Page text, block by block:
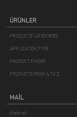
ÜRÜNLER
PRODUCTS CATEGORIES
APPLICATION TYPE
PRODUCT FINDER
PRODUCTS FROM A TO Z
MAIL
Webmail